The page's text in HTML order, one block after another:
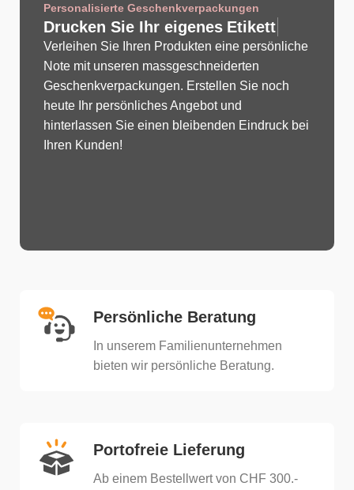
Personalisierte Geschenkverpackungen
Drucken Sie Ihr eigenes Eti kett
Verleihen Sie Ihren Produkten eine persönliche
Note mit unseren massgeschneiderten
Geschenkverpackungen. Erstellen Sie noch
heute Ihr persönliches Angebot und
hinterlassen Sie einen bleibenden Eindruck bei
Ihren Kunden!
Persönliche Beratung
In unserem Familienunternehmen
bieten wir persönliche Beratung.​
Portofreie Lieferung
Ab einem Bestellwert von CHF 300.-